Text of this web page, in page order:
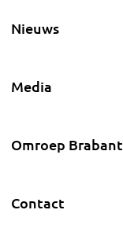
Nieuws
Media
Omroep Brabant
Contact